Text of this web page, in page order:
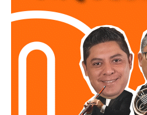
sector privado, el Mandatario
inversión permitirá reducir
operativo, atender con mayor
emergencia y garantizar más
familias potosinas.